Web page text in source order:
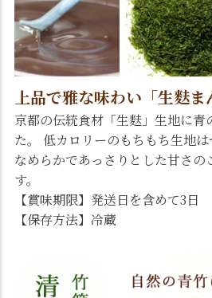
上品で雅な味わい「生麩ま
京都の伝統食材「生麩」生地に青
た。 低カロリーのもちもち生地は
なめらかであっさりとした甘さの
す。
【賞味期限】発送日を含めて3日
【保存方法】冷蔵